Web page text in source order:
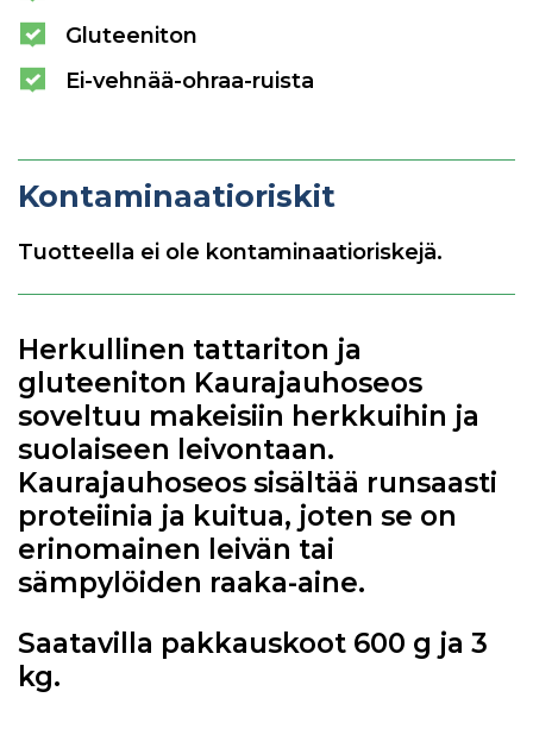
Gluteeniton
Ei-vehnää-ohraa-ruista
Kontaminaatioriskit
Tuotteella ei ole kontaminaatioriskejä.
Herkullinen tattariton ja
gluteeniton Kaurajauhoseos
soveltuu makeisiin herkkuihin ja
suolaiseen leivontaan.
Kaurajauhoseos sisältää runsaasti
proteiinia ja kuitua, joten se on
erinomainen leivän tai
sämpylöiden raaka-aine.
Saatavilla pakkauskoot 600 g ja 3
kg.